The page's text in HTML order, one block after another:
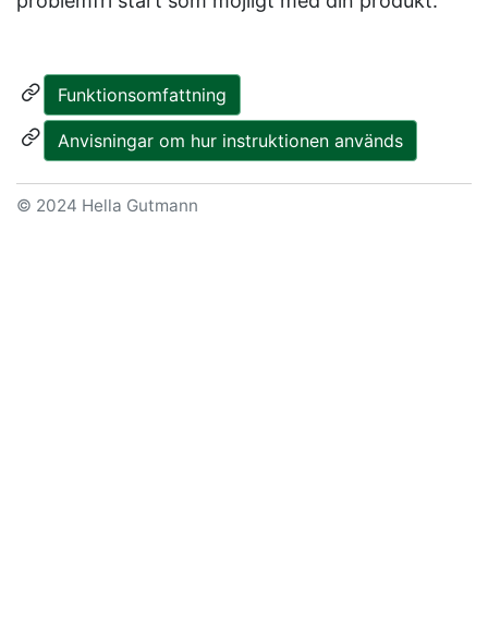
Funktionsomfattning
Anvisningar om hur instruktionen används
© 2024 Hella Gutmann